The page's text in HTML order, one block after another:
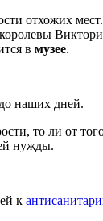
отхожих
королевы
в музее.
наших дней.
то ли от
нужды.
к